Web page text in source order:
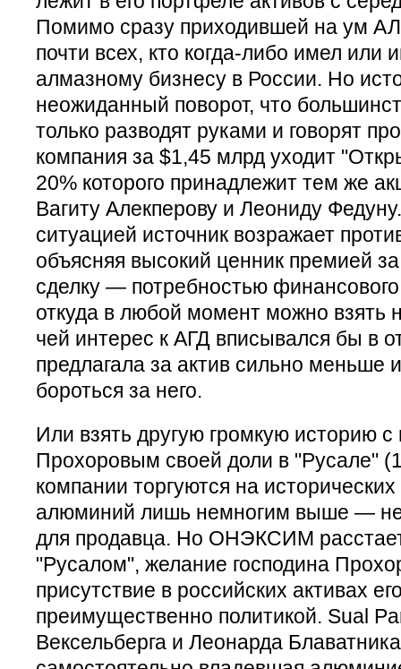
Помимо сразу приходившей на ум
почти всех, кто когда-либо имел или
алмазному бизнесу в России. Но
неожиданный поворот, что
только разводят руками и говорят
компания за $1,45 млрд уходит
20% которого принадлежит тем же
Вагиту Алекперову и Леониду
ситуацией источник возражает
объясняя высокий ценник премией
сделку — потребностью финансового
откуда в любой момент можно
чей интерес к АГД вписывался бы в
предлагала за актив сильно меньше
бороться за него.
Или взять другую громкую историю
Прохоровым своей доли в "Русале"
компании торгуются на
алюминий лишь немногим выше —
для продавца. Но ОНЭКСИМ
"Русалом", желание господина
присутствие в российских активах
преимущественно политикой. Sual
Вексельберга и Леонарда